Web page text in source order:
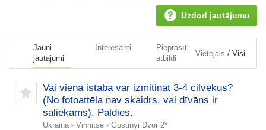
Uzdod jautājumu
Jauni
jautājumi
Interesanti
Pieprasīt
atbildi
Vietējais / Visi.
Vai vienā istabā var izmitināt 3-4 cilvēkus?
(No fotoattēla nav skaidrs, vai dīvāns ir
saliekams). Paldies.
Ukraina › Vinnitse › Gostinyi Dvor 2*